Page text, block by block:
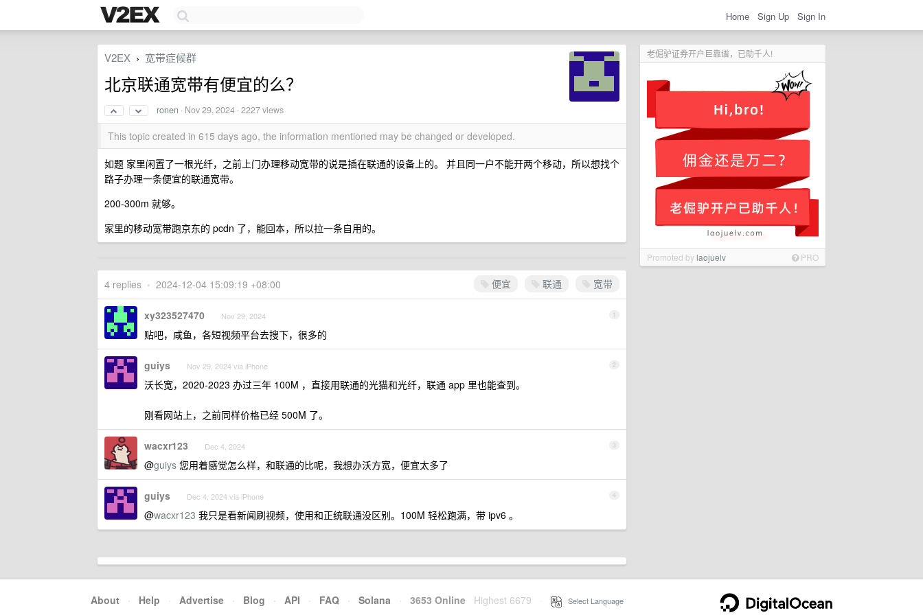
Home Sign Up Sign In
老倔驴证券开户巨靠谱，已助千人!
Promoted bylaojuelv PRO
V2EX › 宽带症候群
北京联通宽带有便宜的么？
ronen · Nov 29, 2024 · 2227 views
This topic created in 615 days ago, the information mentioned may be changed or developed.
如题 家里闲置了一根光纤，之前上门办理移动宽带的说是插在联通的设备上的。 并且同一户不能开两个移动，所以想找个
路子办理一条便宜的联通宽带。
200-300m 就够。
家里的移动宽带跑京东的 pcdn 了，能回本，所以拉一条自用的。
便宜 联通 宽带
4 replies • 2024-12-04 15:09:19 +08:00
1
xy323527470 Nov 29, 2024
贴吧，咸鱼，各短视频平台去搜下，很多的
2
guiys Nov 29, 2024 via iPhone
沃长宽，2020-2023 办过三年 100M ，直接用联通的光猫和光纤，联通 app 里也能查到。
刚看网站上，之前同样价格已经 500M 了。
3
wacxr123 Dec 4, 2024
@guiys 您用着感觉怎么样，和联通的比呢，我想办沃方宽，便宜太多了
4
guiys Dec 4, 2024 via iPhone
@wacxr123 我只是看新闻刷视频，使用和正统联通没区别。100M 轻松跑满，带 ipv6 。
About · Help · Advertise · Blog · API · FAQ · Solana · 3653 Online Highest 6679 Select Language